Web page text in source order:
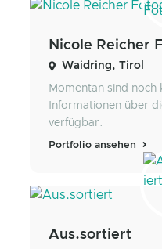
Nicole Reicher
Waidring, Tirol
Momentan sind noch
Informationen über
verfügbar.
Portfolio ansehen
Aus.sortiert